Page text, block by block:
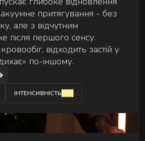
притягування - без
але з відчутним
після першого сенсу.
відходить застій у
по-іншому.
ІНТЕНСИВНІСТЬ